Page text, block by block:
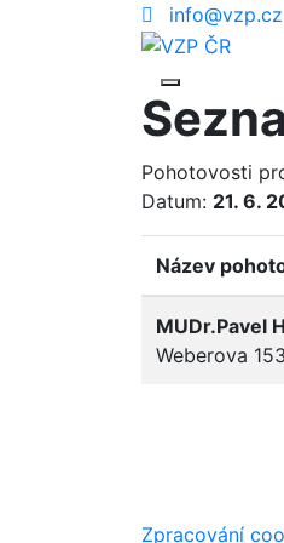
info@vzp.cz
Pohotovosti
Datum: 21. 6.
Název
MUDr.Pavel
Weberova
Zpracování